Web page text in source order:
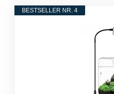
BESTSELLER NR. 4